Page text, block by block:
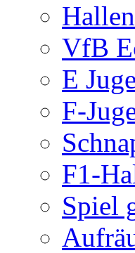
VfB
E
F-
F1-
Spiel